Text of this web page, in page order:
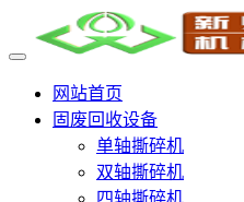
网站首页
固废回收设备
单轴撕碎机
双轴撕碎机
四轴撕碎机